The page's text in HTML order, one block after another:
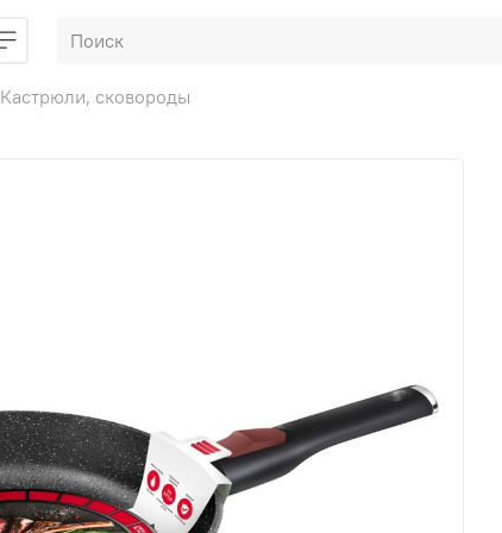
Кастрюли, сковороды